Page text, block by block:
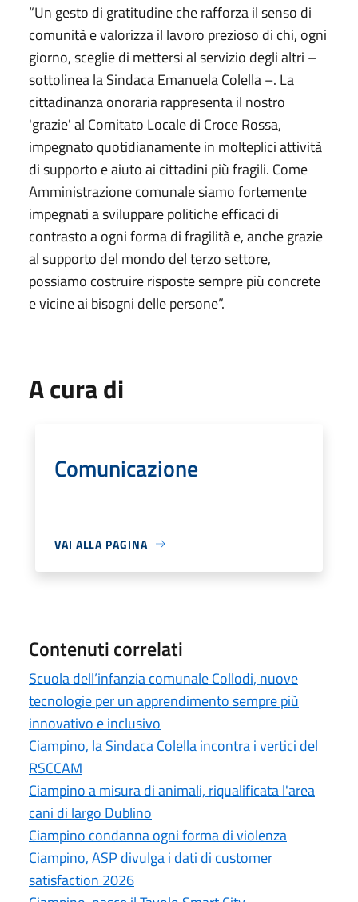
“Un gesto di gratitudine che rafforza il senso di
comunità e valorizza il lavoro prezioso di chi, ogni
giorno, sceglie di mettersi al servizio degli altri –
sottolinea la Sindaca Emanuela Colella –. La
cittadinanza onoraria rappresenta il nostro
'grazie' al Comitato Locale di Croce Rossa,
impegnato quotidianamente in molteplici attività
di supporto e aiuto ai cittadini più fragili. Come
Amministrazione comunale siamo fortemente
impegnati a sviluppare politiche efficaci di
contrasto a ogni forma di fragilità e, anche grazie
al supporto del mondo del terzo settore,
possiamo costruire risposte sempre più concrete
e vicine ai bisogni delle persone”.
A cura di
Comunicazione
VAI ALLA PAGINA
Contenuti correlati
Scuola dell’infanzia comunale Collodi, nuove
tecnologie per un apprendimento sempre più
innovativo e inclusivo
Ciampino, la Sindaca Colella incontra i vertici del
RSCCAM
Ciampino a misura di animali, riqualificata l'area
cani di largo Dublino
Ciampino condanna ogni forma di violenza
Ciampino, ASP divulga i dati di customer
satisfaction 2026